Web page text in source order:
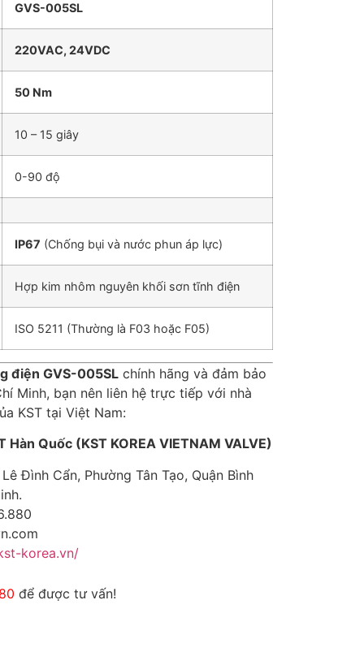
GVS-005SL
220VAC, 24VDC
50 Nm
10 – 15 giây
0-90 độ
IP67 (Chống bụi và nước phun áp lực)
Hợp kim nhôm nguyên khối sơn tĩnh điện
ISO 5211 (Thường là F03 hoặc F05)
điện GVS-005SL chính hãng và đảm bảo
Minh, bạn nên liên hệ trực tiếp với nhà
KST tại Việt Nam:
Hàn Quốc (KST KOREA VIETNAM VALVE)
Đình Cẩn, Phường Tân Tạo, Quận Bình
korea.vn/
để được tư vấn!